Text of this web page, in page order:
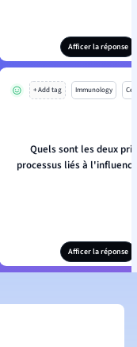
Afficer la réponse
+ Add tag Immunology
Quels sont les deux
processus liés à
Afficer la réponse